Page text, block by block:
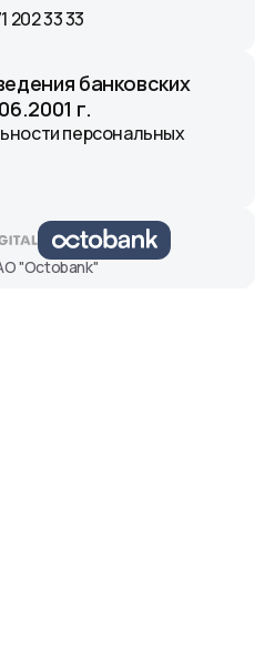
202 33 33
банковских
г.
персональных
"Octobank"